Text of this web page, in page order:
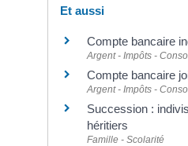
Et aussi
Compte bancaire
Argent - Impôts -
Compte bancaire
Argent - Impôts -
Succession :
héritiers
Famille - Scolarité